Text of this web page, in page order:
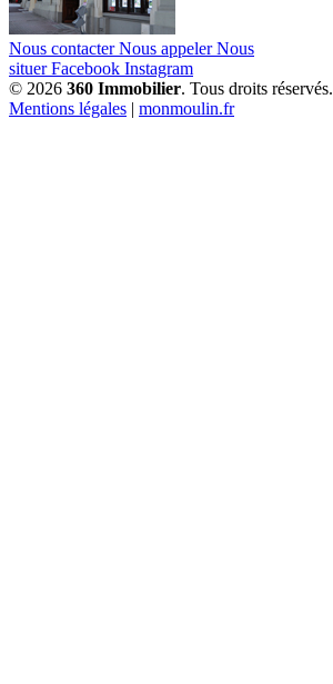
Nous contacter Nous appeler Nous
situer Facebook Instagram
© 2026 360 Immobilier. Tous droits réservés.
Mentions légales | monmoulin.fr